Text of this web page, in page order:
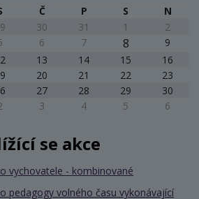
Č P S
N
30 31 1
2
6 7 8
9
13 14 15
16
20 21 22
23
27 28 29
30
3 4 5 6
se akce
vychovatele - kombinované
pedagogy volného času vykonávající